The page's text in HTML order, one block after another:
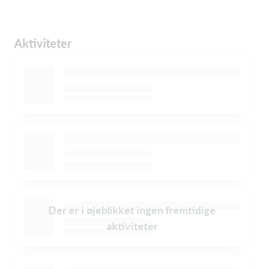
Aktiviteter
Der er i øjeblikket ingen fremtidige
aktiviteter